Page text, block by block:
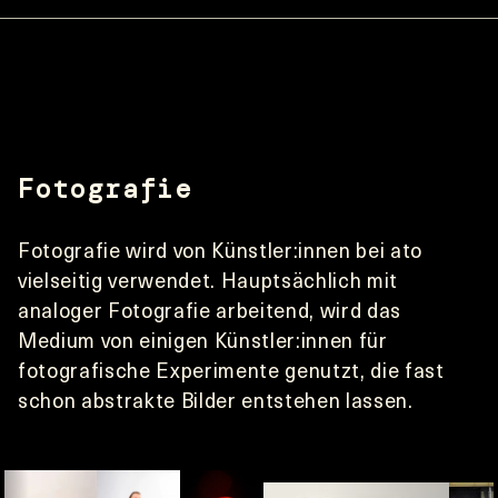
Fotografie
Fotografie wird von Künstler:innen bei ato
vielseitig verwendet. Hauptsächlich mit
analoger Fotografie arbeitend, wird das
Medium von einigen Künstler:innen für
fotografische Experimente genutzt, die fast
schon abstrakte Bilder entstehen lassen.